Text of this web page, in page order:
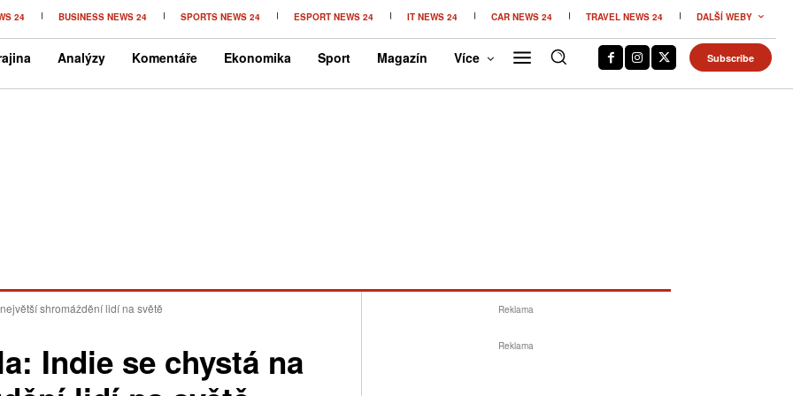
24 BUSINESS NEWS 24 SPORTS NEWS 24 ESPORT NEWS 24 IT NEWS 24 CAR NEWS 24 TRAVEL NEWS 24 DALŠÍ WEBY
Analýzy Komentáře Ekonomika Sport Magazín Více Subscribe
shromáždění lidí na světě
Indie se chystá na
Reklama
Reklama